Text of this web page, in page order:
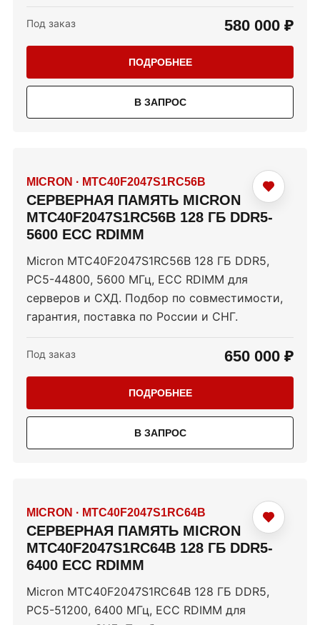
Под заказ 580 000 ₽
ПОДРОБНЕЕ
В ЗАПРОС
MICRON · MTC40F2047S1RC56B
СЕРВЕРНАЯ ПАМЯТЬ MICRON
MTC40F2047S1RC56B 128 ГБ DDR5-
5600 ECC RDIMM
Micron MTC40F2047S1RC56B 128 ГБ DDR5,
PC5-44800, 5600 МГц, ECC RDIMM для
серверов и СХД. Подбор по совместимости,
гарантия, поставка по России и СНГ.
Под заказ 650 000 ₽
ПОДРОБНЕЕ
В ЗАПРОС
MICRON · MTC40F2047S1RC64B
СЕРВЕРНАЯ ПАМЯТЬ MICRON
MTC40F2047S1RC64B 128 ГБ DDR5-
6400 ECC RDIMM
Micron MTC40F2047S1RC64B 128 ГБ DDR5,
PC5-51200, 6400 МГц, ECC RDIMM для